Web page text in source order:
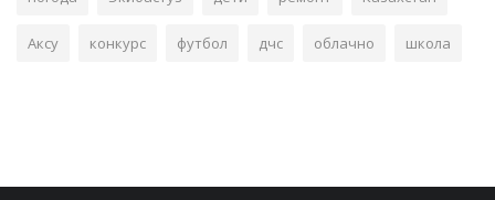
Аксу конкурс футбол дчс облачно школа